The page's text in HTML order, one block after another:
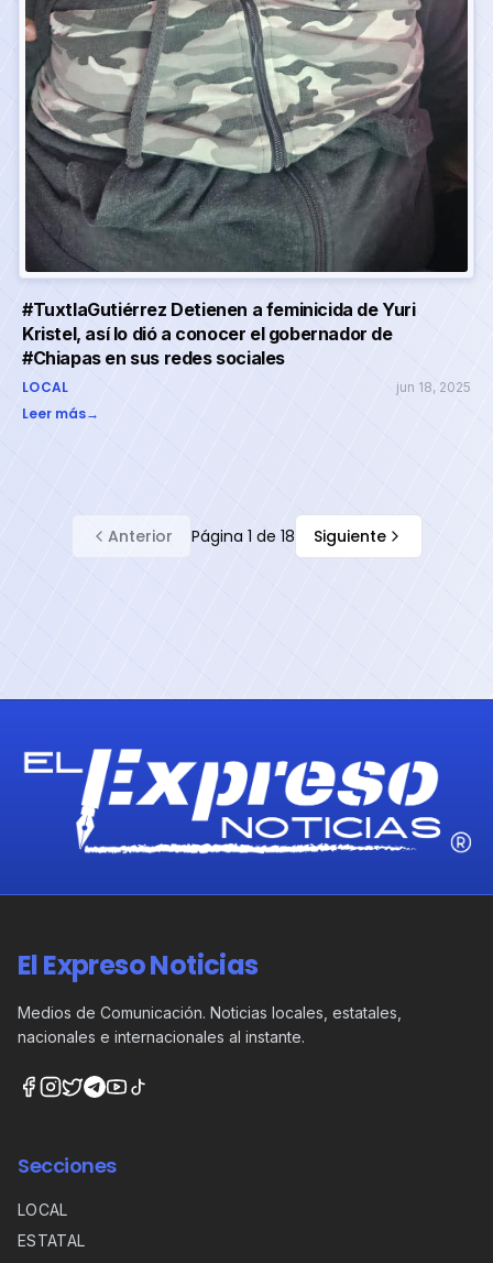
#TuxtlaGutiérrez Detienen a feminicida de Yuri
Kristel, así lo dió a conocer el gobernador de
#Chiapas en sus redes sociales
LOCAL jun 18, 2025
Leer más→
Anterior Página 1de 18 Siguiente
El Expreso Noticias
Medios de Comunicación. Noticias locales, estatales,
nacionales e internacionales al instante.
Secciones
LOCAL
ESTATAL